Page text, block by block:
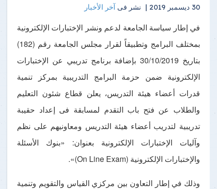
30 ديسمبر 2019 | نشر فى آخر الأخبار
في إطار سياسة الجامعة لدعم ونشر الإختبارات الإلكترونية
بمختلف البرامج وتطبيقاً لقرار مجلس الجامعة رقم (182)
بتاريخ 30/10/2019 بإضافة برنامج تدريبي عن الإختبارات
الإلكترونية ضمن حزمة البرامج التدريبية بمركز تنمية
قدرات أعضاء هيئة التدريس، يعلن قطاع شئون التعليم
والطلاب عن فتح باب التقدم لمسابقة فى إعداد حقيبة
تدريبية لتدريب أعضاء هيئة التدريس ومعاونيهم على نظم
وآليات الإختبارات الإلكترونية بعنوان: «بنوك الأسئلة
والإختبارات الإلكترونية (On Line Exam)».
وذلك في إطار التعاون بين مركزي القياس والتقويم وتنمية